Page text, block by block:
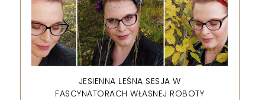
JESIENNA LEŚNA SESJA W
FASCYNATORACH WŁASNEJ ROBOTY